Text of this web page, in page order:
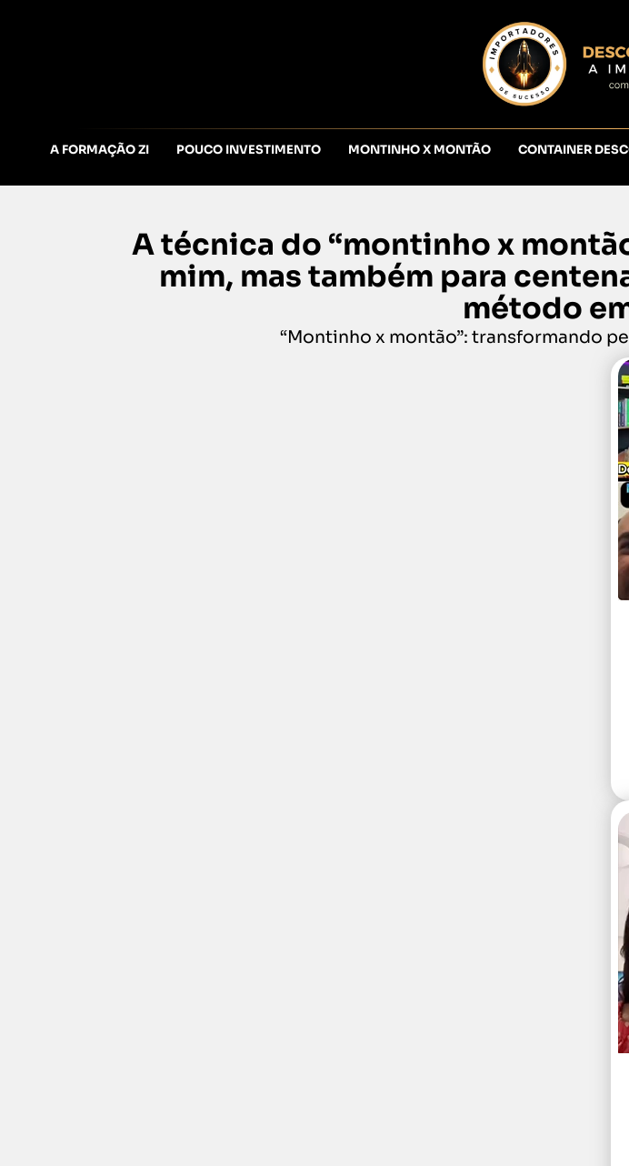
A FORMAÇÃO ZI POUCO INVESTIMENTO MONTINHO X MONTÃO CONTAINER
A técnica do “montinho x
mim, mas também para
método
“Montinho x montão”: transformando